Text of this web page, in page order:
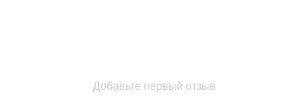
Добавьте первый отзыв